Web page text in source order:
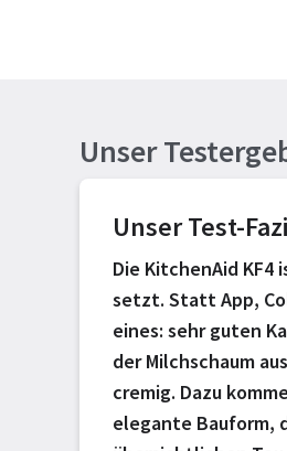
Unser
Unser Test-
Die KitchenAid
setzt. Statt App,
eines: sehr guten
der Milchschaum
cremig. Dazu
elegante Bauform,